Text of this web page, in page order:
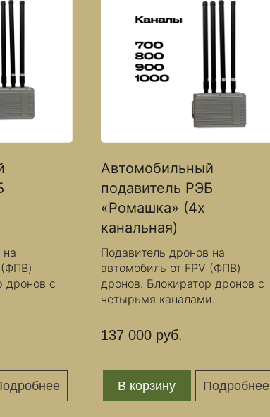
на
(ФПВ)
дронов с
Автомобильный
подавитель РЭБ
«Ромашка» (4х
канальная)
Подавитель дронов на
автомобиль от FPV (ФПВ)
дронов. Блокиратор дронов с
четырьмя каналами.
137 000 руб.
В корзину Подробнее